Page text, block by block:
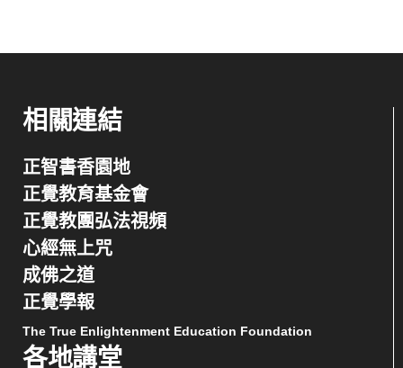
相關連結
正智書香園地
正覺教育基金會
正覺教團弘法視頻
心經無上咒
成佛之道
正覺學報
The True Enlightenment Education Foundation
各地講堂